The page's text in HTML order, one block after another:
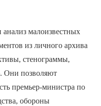
малоизвестных
из личного архива
стенограммы,
Они позволяют
премьер-министра по
обороны